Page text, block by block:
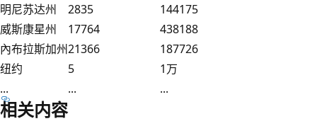
明尼苏达州
2835
144175
威斯康星州
17764
438188
內布拉斯加州21366
187726
纽约
5
1万
...
... ...
相关内容